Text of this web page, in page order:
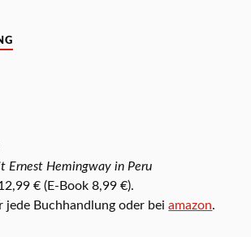
Ernest Hemingway in Peru
€ (E-Book 8,99 €).
jede Buchhandlung oder beiamazon.